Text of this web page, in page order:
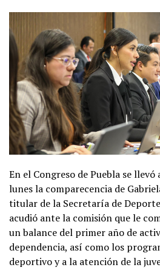
En el Congreso de Puebla se
lunes la comparecencia de
titular de la Secretaría de
acudió ante la comisión que le
un balance del primer año de
dependencia, así como los
deportivo y a la atención de la